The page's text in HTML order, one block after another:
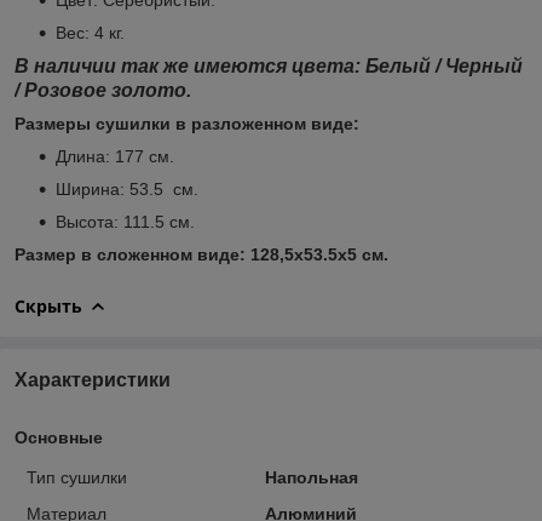
Вес: 4 кг.
В наличии так же имеются цвета: Белый / Черный
/ Розовое золото.
Размеры сушилки в разложенном виде:
Длина: 177 см.
Ширина: 53.5 см.
Высота: 111.5 см.
Размер в сложенном виде: 128,5х53.5х5 см.
Скрыть
Характеристики
Основные
Тип сушилки
Напольная
Материал
Алюминий